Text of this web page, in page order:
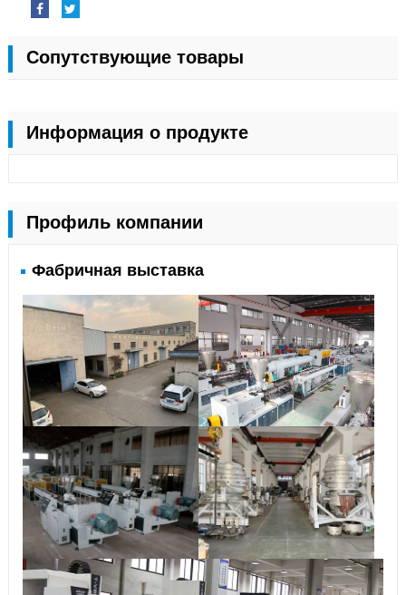
Сопутствующие товары
Информация о продукте
Профиль компании
Фабричная выставка